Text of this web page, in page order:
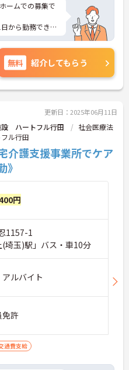
ームでの募集で
から勤務できる
ので、家庭との
たりです！
をお伝えします
。
無料 紹介してもらう
更新日：2025年06月11日
ハートフル行田
社会医療法
ル行田
介護支援事業所でケア
》
円
1157-1
(埼玉)駅」バス・車10分
ルバイト
許
通費支給